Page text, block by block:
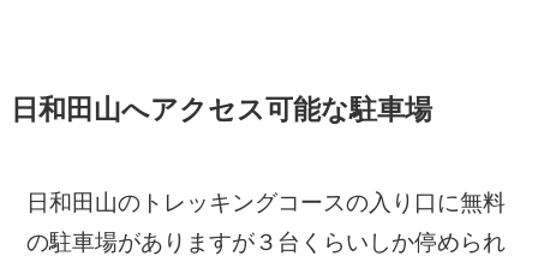
日和田山へアクセス可能な駐車場
日和田山のトレッキングコースの入り口に無料
の駐車場がありますが３台くらいしか停められ